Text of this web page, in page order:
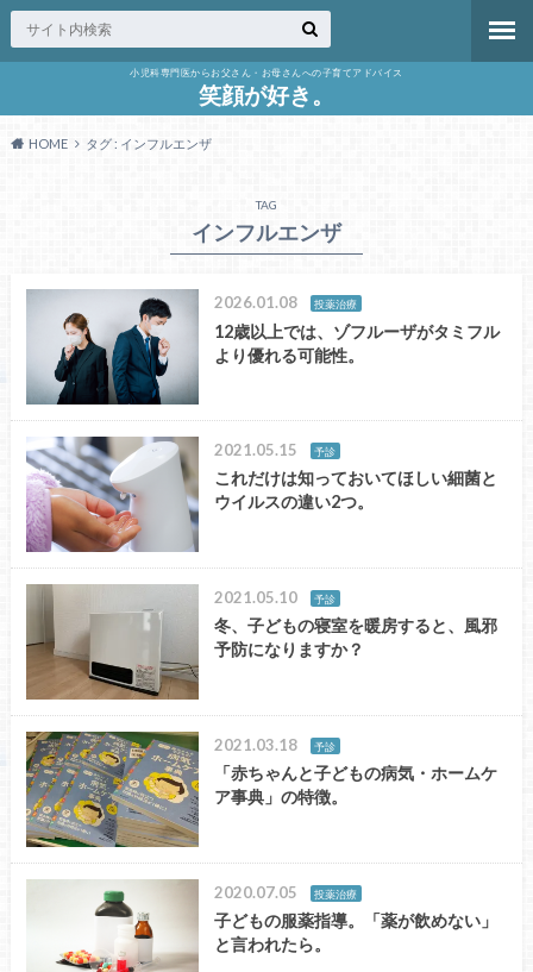
小児科専門医からお父さん・お母さんへの子育てアドバイス
笑顔が好き。
HOME タグ : インフルエンザ
TAG
インフルエンザ
2026.01.08 投薬治療
12歳以上では、ゾフルーザがタミフル
より優れる可能性。
2021.05.15 予診
これだけは知っておいてほしい細菌と
ウイルスの違い2つ。
2021.05.10 予診
冬、子どもの寝室を暖房すると、風邪
予防になりますか？
2021.03.18 予診
「赤ちゃんと子どもの病気・ホームケ
ア事典」の特徴。
2020.07.05 投薬治療
子どもの服薬指導。「薬が飲めない」
と言われたら。